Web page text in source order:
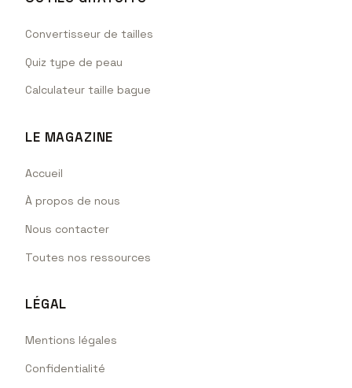
Convertisseur de tailles
Quiz type de peau
Calculateur taille bague
LE MAGAZINE
Accueil
À propos de nous
Nous contacter
Toutes nos ressources
LÉGAL
Mentions légales
Confidentialité